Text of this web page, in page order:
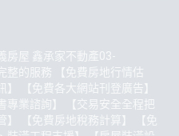
房屋 鑫承家不動產03-
整的服務 【免費房地行情估
【免費各大網站刊登廣告】
專業諮詢】 【交易安全全程把
】 【免費房地稅務計算】 【免